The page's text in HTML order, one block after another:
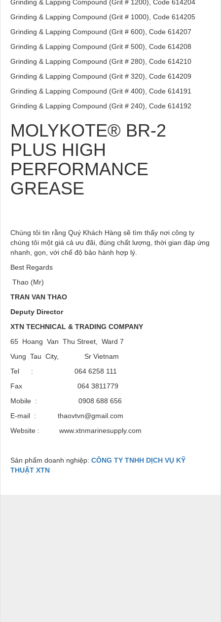
Grinding & Lapping Compound (Grit # 1200), Code 614204
Grinding & Lapping Compound (Grit # 1000), Code 614205
Grinding & Lapping Compound (Grit # 600), Code 614207
Grinding & Lapping Compound (Grit # 500), Code 614208
Grinding & Lapping Compound (Grit # 280), Code 614210
Grinding & Lapping Compound (Grit # 320), Code 614209
Grinding & Lapping Compound (Grit # 400), Code 614191
Grinding & Lapping Compound (Grit # 240), Code 614192
MOLYKOTE® BR-2
PLUS HIGH
PERFORMANCE
GREASE
Chúng tôi tin rằng Quý Khách Hàng sẽ tìm thấy nơi công ty
chúng tôi một giá cả ưu đãi, đúng chất lượng, thời gian đáp ứng
nhanh, gọn, với chế độ bảo hành hợp lý.
Best Regards
Thao (Mr)
TRAN VAN THAO
Deputy Director
XTN TECHNICAL & TRADING COMPANY
65 Hoang Van Thu Street, Ward 7
Vung Tau City, Sr Vietnam
Tel : 064 6258 111
Fax 064 3811779
Mobile : 0908 688 656
E-mail : thaovtvn@gmail.com
Website : www.xtnmarinesupply.com
Sản phẩm doanh nghiệp: CÔNG TY TNHH DỊCH VỤ KỸ
THUẬT XTN